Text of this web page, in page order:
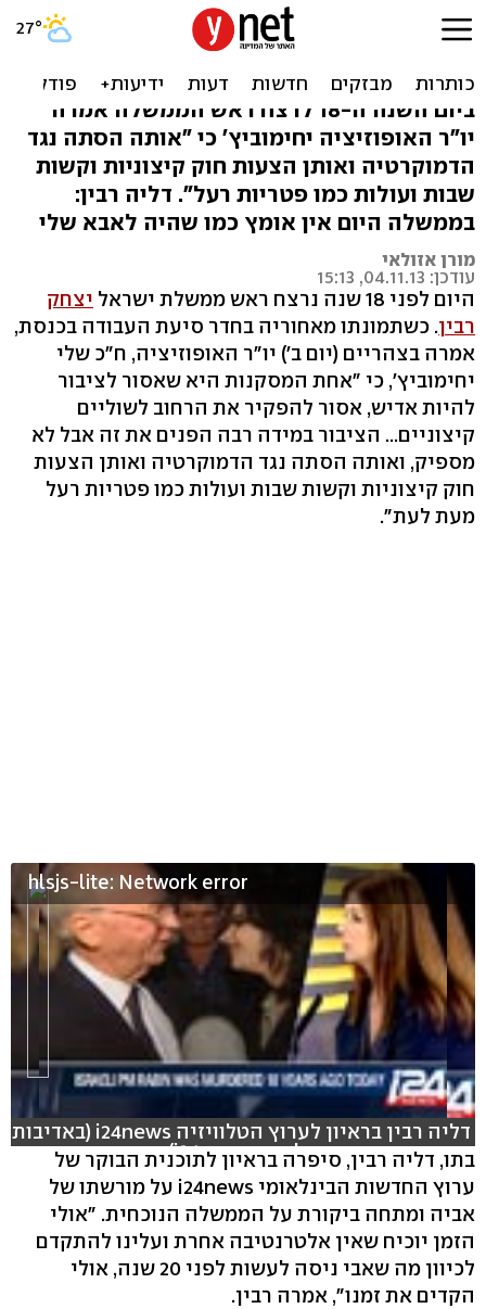
18 שנה לרצח: "ההסתה חוזרת
ביום השנה ה-18 לרצח ראש הממשלה אמרה
יו"ר האופוזיציה יחימוביץ' כי "אותה הסתה נגד
הדמוקרטיה ואותן הצעות חוק קיצוניות וקשות
שבות ועולות כמו פטריות רעל". דליה רבין:
בממשלה היום אין אומץ כמו שהיה לאבא שלי
מורן אזולאי
עודכן: 04.11.13, 15:13
היום לפני 18 שנה נרצח ראש ממשלת ישראל
יצחק
רבין. כשתמונתו מאחוריה בחדר סיעת העבודה בכנסת,
אמרה בצהריים (יום ב') יו"ר האופוזיציה, ח"כ שלי
יחימוביץ', כי "אחת המסקנות היא שאסור לציבור
להיות אדיש, אסור להפקיר את הרחוב לשוליים
קיצוניים... הציבור במידה רבה הפנים את זה אבל לא
מספיק, ואותה הסתה נגד הדמוקרטיה ואותן הצעות
חוק קיצוניות וקשות שבות ועולות כמו פטריות רעל
מעת לעת".
hlsjs-lite: Network error
דליה רבין בראיון לערוץ הטלוויזיה i24news (באדיבות
ערוץ החדשות הבינלאומי i24news)
בתו, דליה רבין, סיפרה בראיון לתוכנית הבוקר של
ערוץ החדשות הבינלאומי i24news על מורשתו של
אביה ומתחה ביקורת על הממשלה הנוכחית. "אולי
הזמן יוכיח שאין אלטרנטיבה אחרת ועלינו להתקדם
לכיוון מה שאבי ניסה לעשות לפני 20 שנה, אולי
הקדים את זמנו", אמרה רבין.